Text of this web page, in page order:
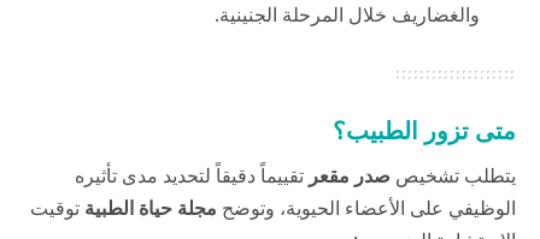
والغضاريف خلال المرحلة الجنينية.
متى تزور الطبيب؟
يتطلب تشخيص صدر مقعر تقييماً دقيقاً لتحديد مدى تأثيره
الوظيفي على الأعضاء الحيوية، وتوضح مجلة حياة الطبية توقيت